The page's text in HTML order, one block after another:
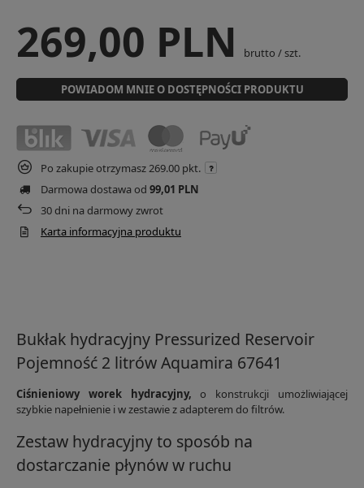
269,00 PLN brutto /szt.
POWIADOM MNIE O DOSTĘPNOŚCI PRODUKTU
Po zakupie otrzymasz 269.00 pkt.
Darmowa dostawa od 99,01 PLN
30dni na darmowy zwrot
Karta informacyjna produktu
Bukłak hydracyjny Pressurized Reservoir
Pojemność 2 litrów Aquamira 67641
Ciśnieniowy worek hydracyjny,o konstrukcji umożliwiającej
szybkie napełnienie i w zestawie z adapterem do filtrów.
Zestaw hydracyjny to sposób na
dostarczanie płynów w ruchu